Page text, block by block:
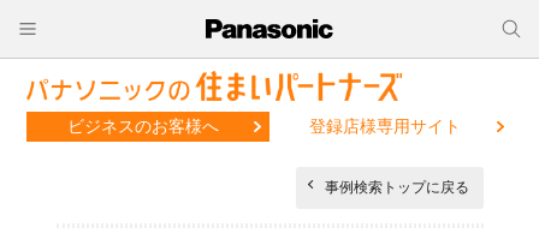
ビジネスのお客様へ 登録店様専用サイト
事例検索トップに戻る